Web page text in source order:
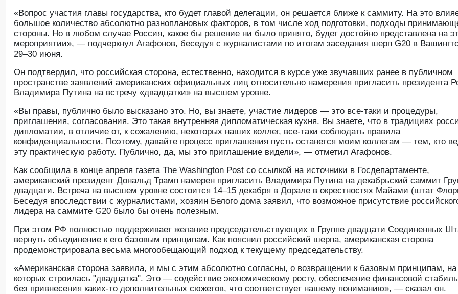
«Вопрос участия главы государства, кто будет главой делегации, он решается ближе к саммиту. На это
большое количество абсолютно разноплановых факторов, в том числе ход подготовки, подходы
стороны. Но в любом случае Россия, какое бы решение ни было принято, будет достойно представлена на
мероприятии», — подчеркнул Агафонов, беседуя с журналистами по итогам заседания шерп G20 в
29–30 июня.
Он подтвердил, что российская сторона, естественно, находится в курсе уже звучавших ранее в публичном
пространстве заявлений американских официальных лиц относительно намерения пригласить президента
Владимира Путина на встречу «двадцатки» на высшем уровне.
«Вы правы, публично было высказано это. Но, вы знаете, участие лидеров — это все-таки и процедуры,
приглашения, согласования. Это такая внутренняя дипломатическая кухня. Вы знаете, что в традициях
дипломатии, в отличие от, к сожалению, некоторых наших коллег, все-таки соблюдать правила
конфиденциальности. Поэтому, давайте процесс приглашения пусть останется моим коллегам — тем, кто
эту практическую работу. Публично, да, мы это приглашение видели», — отметил Агафонов.
Как сообщила в конце апреля газета The Washington Post со ссылкой на источники в Госдепартаменте,
американский президент Дональд Трамп намерен пригласить Владимира Путина на декабрьский саммит
двадцати. Встреча на высшем уровне состоится 14–15 декабря в Дорале в окрестностях Майами (штат
Беседуя впоследствии с журналистами, хозяин Белого дома заявил, что возможное присутствие
лидера на саммите G20 было бы очень полезным.
При этом РФ полностью поддерживает желание председательствующих в Группе двадцати Соединенных
вернуть объединение к его базовым принципам. Как пояснил российский шерпа, американская сторона
продемонстрировала весьма многообещающий подход к текущему председательству.
«Американская сторона заявила, и мы с этим абсолютно согласны, о возвращении к базовым принципам, на
которых строилась "двадцатка". Это — содействие экономическому росту, обеспечение финансовой
без привнесения каких-то дополнительных сюжетов, что соответствует нашему пониманию», — сказал он.